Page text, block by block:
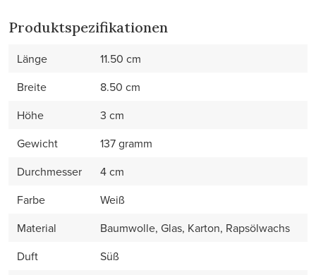
Produktspezifikationen
Länge
11.50 cm
Breite
8.50 cm
Höhe
3 cm
Gewicht
137 gramm
Durchmesser
4 cm
Farbe
Weiß
Material
Baumwolle, Glas, Karton, Rapsölwachs
Duft
Süß